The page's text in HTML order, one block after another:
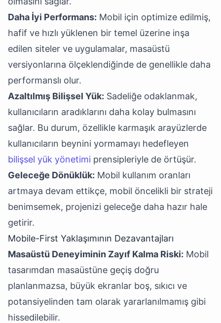
Daha İyi Performans: Mobil için optimize edilmiş,
hafif ve hızlı yüklenen bir temel üzerine inşa
edilen siteler ve uygulamalar, masaüstü
versiyonlarına ölçeklendiğinde de genellikle daha
performanslı olur.
Azaltılmış Bilişsel Yük: Sadeliğe odaklanmak,
kullanıcıların aradıklarını daha kolay bulmasını
sağlar. Bu durum, özellikle karmaşık arayüzlerde
kullanıcıların beynini yormamayı hedefleyen
bilişsel yük yönetimi prensipleriyle de örtüşür.
Geleceğe Dönüklük: Mobil kullanım oranları
artmaya devam ettikçe, mobil öncelikli bir strateji
benimsemek, projenizi geleceğe daha hazır hale
getirir.
Mobile-First Yaklaşımının Dezavantajları
Masaüstü Deneyiminin Zayıf Kalma Riski: Mobil
tasarımdan masaüstüne geçiş doğru
planlanmazsa, büyük ekranlar boş, sıkıcı ve
potansiyelinden tam olarak yararlanılmamış gibi
hissedilebilir.